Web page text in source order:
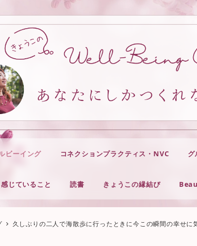
ビーイング コネクションプラクティス・NVC
じていること 読書 きょうこの縁結び
久しぶりの二人で海散歩に行ったときに今この瞬間の幸せ